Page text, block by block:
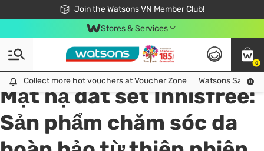
Join the Watsons VN Member Club!
Free Shipping For Order From 249,000Đ
24h Fast delivery in Hồ Chí Minh City
Stores & Services
0
Collect more hot vouchers at Voucher Zone
Collect more hot vouchers at Voucher Zone Watsons Safety
All
Chăm Sóc Cá Nhân
Mặt nạ đất sét Innisfree:
Sản phẩm chăm sóc da